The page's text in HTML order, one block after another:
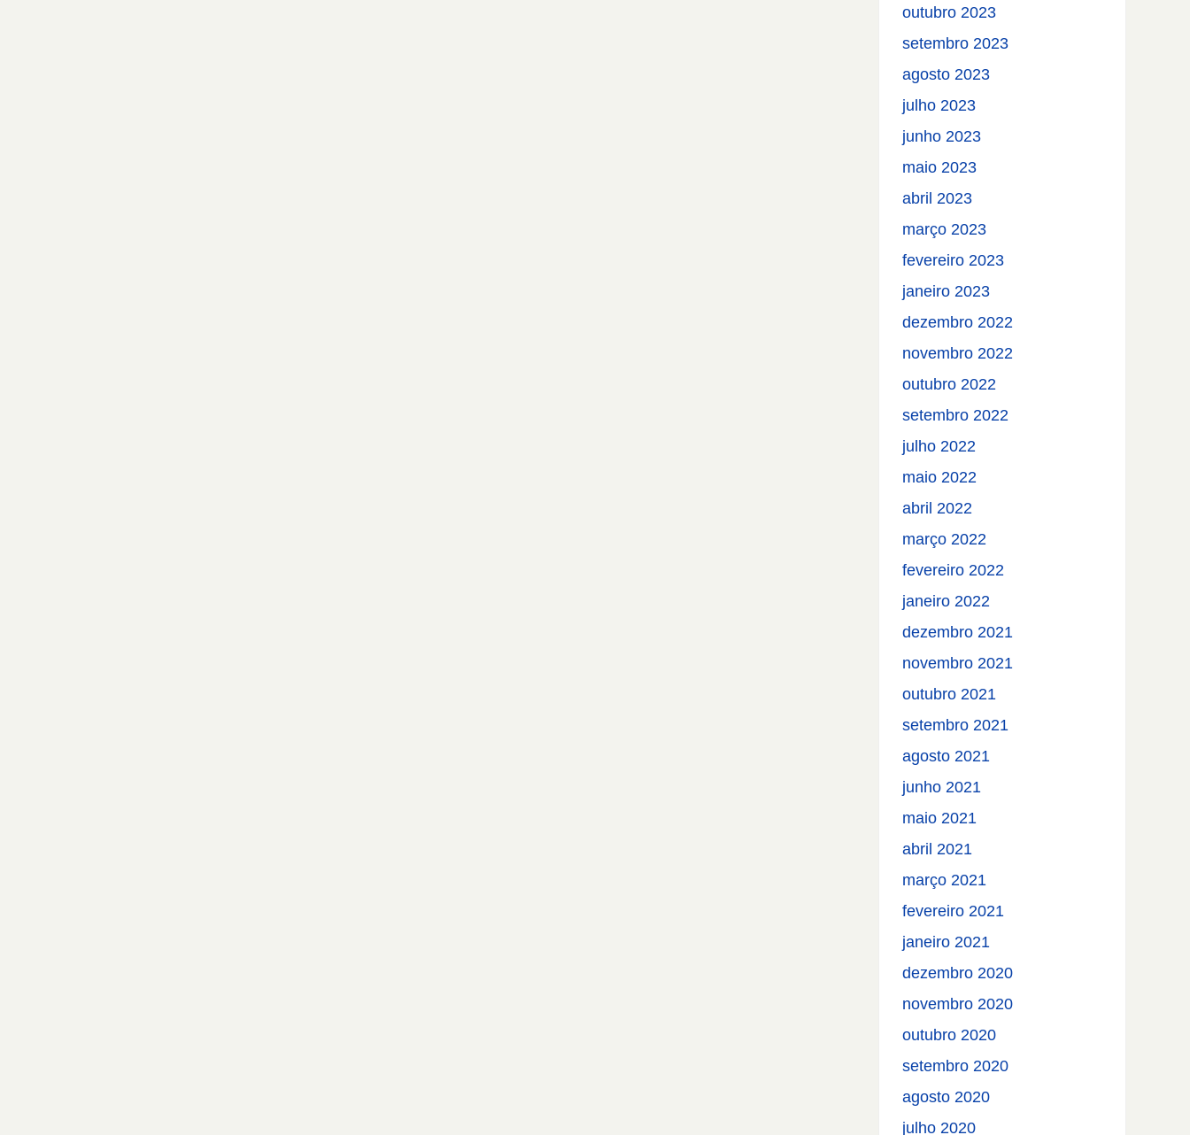
outubro 2023
setembro 2023
agosto 2023
julho 2023
junho 2023
maio 2023
abril 2023
março 2023
fevereiro 2023
janeiro 2023
dezembro 2022
novembro 2022
outubro 2022
setembro 2022
julho 2022
maio 2022
abril 2022
março 2022
fevereiro 2022
janeiro 2022
dezembro 2021
novembro 2021
outubro 2021
setembro 2021
agosto 2021
junho 2021
maio 2021
abril 2021
março 2021
fevereiro 2021
janeiro 2021
dezembro 2020
novembro 2020
outubro 2020
setembro 2020
agosto 2020
julho 2020